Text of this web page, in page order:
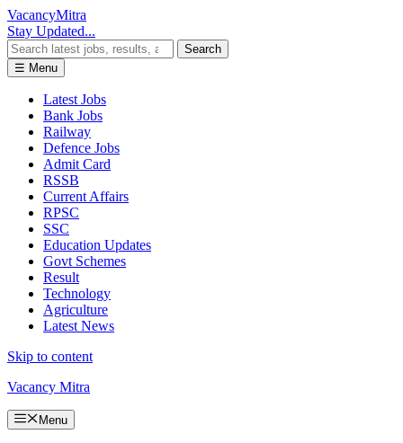
VacancyMitra
Stay Updated...
Search
☰ Menu
Latest Jobs
Bank Jobs
Railway
Defence Jobs
Admit Card
RSSB
Current Affairs
RPSC
SSC
Education Updates
Govt Schemes
Result
Technology
Agriculture
Latest News
Skip to content
Vacancy Mitra
Menu